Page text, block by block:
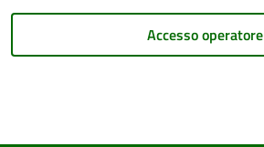
argomenti
Accesso operatore